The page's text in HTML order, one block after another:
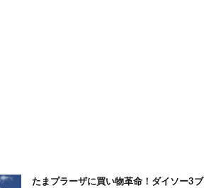
たまプラーザに買い物革命！ダイソー3ブ